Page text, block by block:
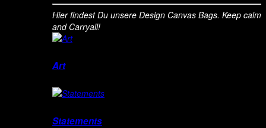
Hier findest Du unsere Design Canvas Bags. Keep calm
and Carryall!
Art
Statements